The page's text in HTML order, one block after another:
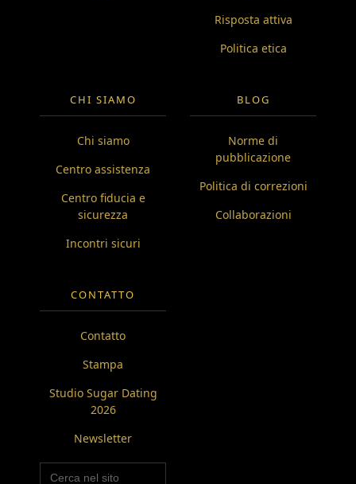
Risposta attiva
Politica etica
CHI SIAMO
Chi siamo
Centro assistenza
Centro fiducia e
sicurezza
Incontri sicuri
BLOG
Norme di
pubblicazione
Politica di correzioni
Collaborazioni
CONTATTO
Contatto
Stampa
Studio Sugar Dating
2026
Newsletter